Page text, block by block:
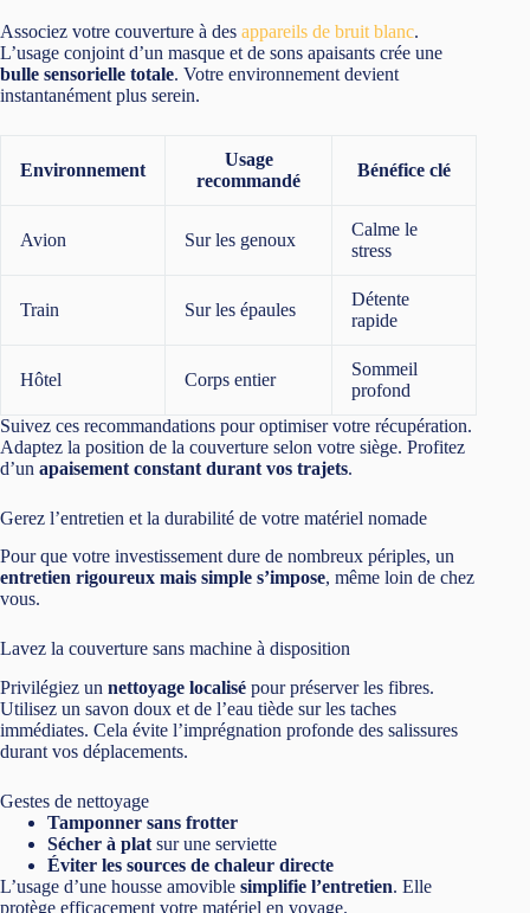
Associez votre couverture à des appareils de bruit blanc.
L’usage conjoint d’un masque et de sons apaisants crée une
bulle sensorielle totale. Votre environnement devient
instantanément plus serein.
Environnement
Usage
recommandé
Bénéfice clé
Avion Sur les genoux
Calme le
stress
Train Sur les épaules
Détente
rapide
Hôtel Corps entier
Sommeil
profond
Suivez ces recommandations pour optimiser votre récupération.
Adaptez la position de la couverture selon votre siège. Profitez
d’un apaisement constant durant vos trajets.
Gerez l’entretien et la durabilité de votre matériel nomade
Pour que votre investissement dure de nombreux périples, un
entretien rigoureux mais simple s’impose, même loin de chez
vous.
Lavez la couverture sans machine à disposition
Privilégiez un nettoyage localisé pour préserver les fibres.
Utilisez un savon doux et de l’eau tiède sur les taches
immédiates. Cela évite l’imprégnation profonde des salissures
durant vos déplacements.
Gestes de nettoyage
Tamponner sans frotter
Sécher à plat sur une serviette
Éviter les sources de chaleur directe
L’usage d’une housse amovible simplifie l’entretien. Elle
protège efficacement votre matériel en voyage.